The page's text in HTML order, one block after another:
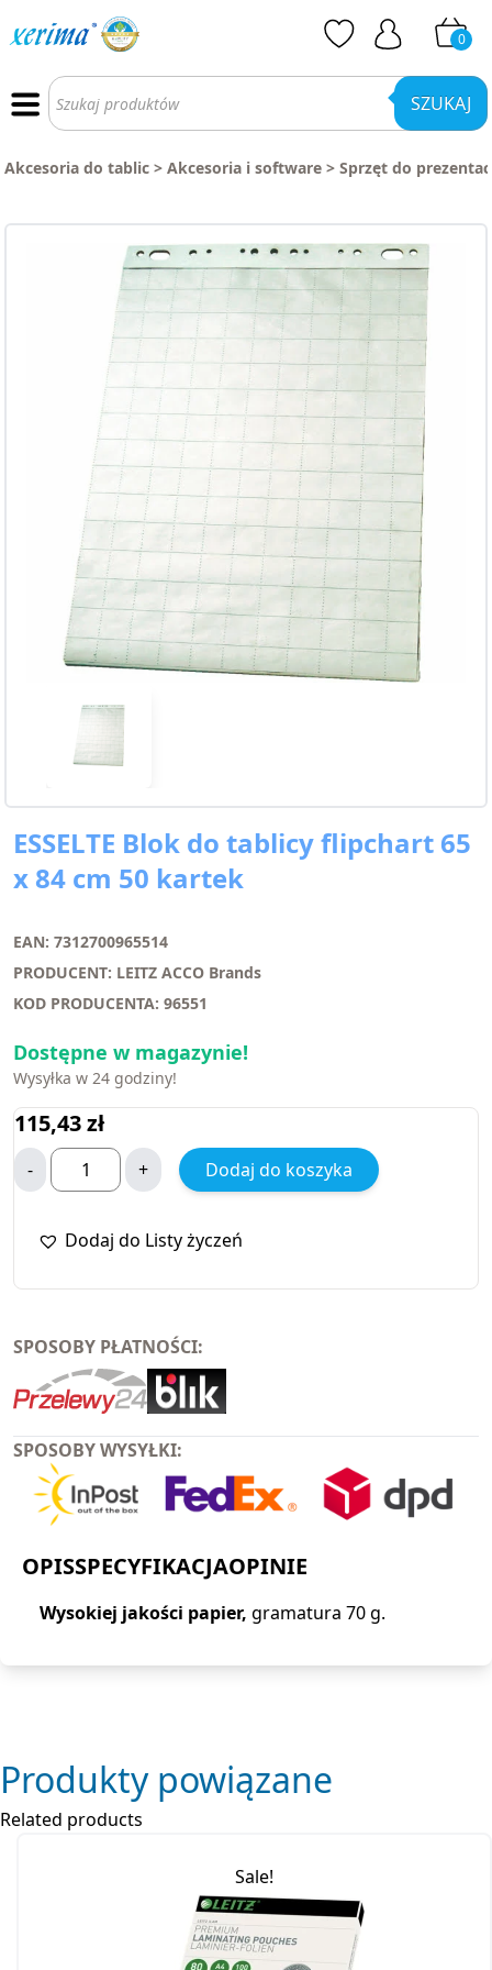
0
Wyszukiwarka
produktów SZUKAJ
Akcesoria do tablic > Akcesoria i software > Sprzęt do
ESSELTE Blok do tablicy flipchart 65
x 84 cm 50 kartek
EAN: 7312700965514
PRODUCENT: LEITZ ACCO Brands
KOD PRODUCENTA: 96551
Dostępne w magazynie!
Wysyłka w 24 godziny!
115,43zł
- + Dodaj do koszyka
Dodaj do Listy życzeń
SPOSOBY PŁATNOŚCI:
SPOSOBY WYSYŁKI:
OPISSPECYFIKACJAOPINIE
Wysokiej jakości papier, gramatura 70 g.
Produkty powiązane
Related products
Sale!